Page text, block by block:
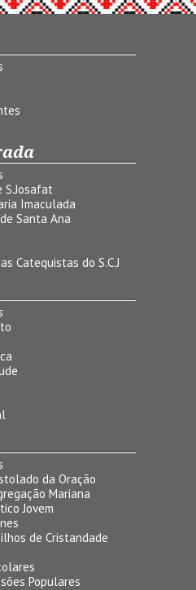
S.Josafat
Imaculada
Santa Ana
Catequistas do S.C.J
da Oração
Mariana
Jovem
de Cristandade
Populares